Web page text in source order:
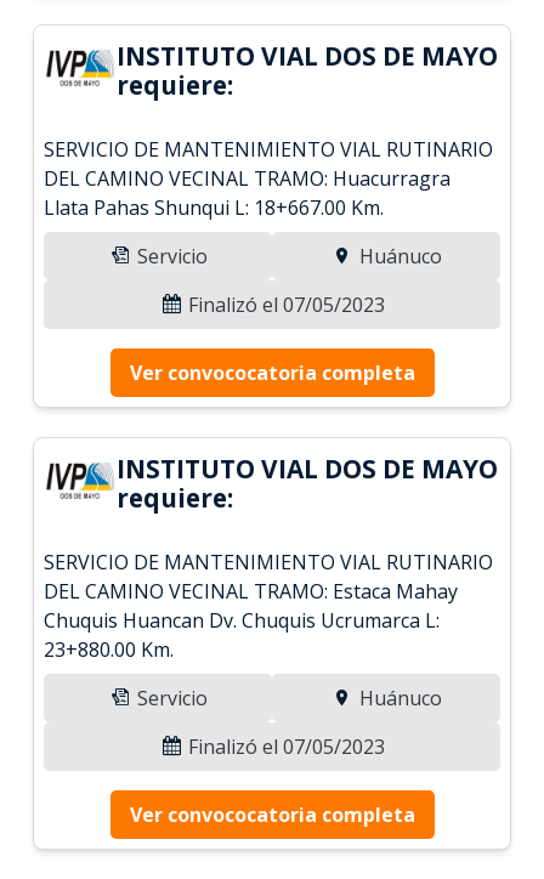
INSTITUTO VIAL DOS DE MAYO
requiere:
SERVICIO DE MANTENIMIENTO VIAL RUTINARIO
DEL CAMINO VECINAL TRAMO: Huacurragra
Llata Pahas Shunqui L: 18+667.00 Km.
Servicio
Huánuco
Finalizó el 07/05/2023
Ver convococatoria completa
INSTITUTO VIAL DOS DE MAYO
requiere:
SERVICIO DE MANTENIMIENTO VIAL RUTINARIO
DEL CAMINO VECINAL TRAMO: Estaca Mahay
Chuquis Huancan Dv. Chuquis Ucrumarca L:
23+880.00 Km.
Servicio
Huánuco
Finalizó el 07/05/2023
Ver convococatoria completa